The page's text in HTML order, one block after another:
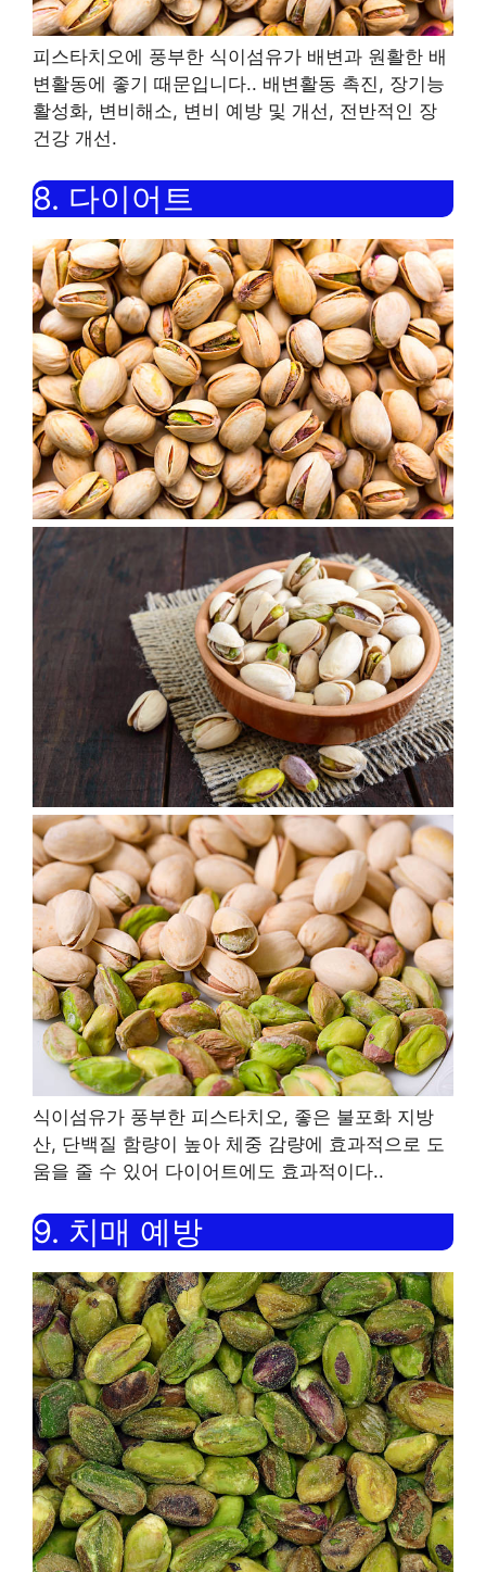
피스타치오에 풍부한 식이섬유가 배변과 원활한 배
변활동에 좋기 때문입니다.. 배변활동 촉진, 장기능
활성화, 변비해소, 변비 예방 및 개선, 전반적인 장
건강 개선.
8. 다이어트
식이섬유가 풍부한 피스타치오, 좋은 불포화 지방
산, 단백질 함량이 높아 체중 감량에 효과적으로 도
움을 줄 수 있어 다이어트에도 효과적이다..
9. 치매 예방